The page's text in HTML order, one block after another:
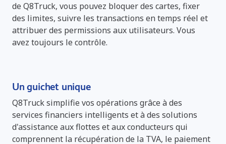
de Q8Truck, vous pouvez bloquer des cartes, fixer
des limites, suivre les transactions en temps réel et
attribuer des permissions aux utilisateurs. Vous
avez toujours le contrôle.
Un guichet unique
Q8Truck simplifie vos opérations grâce à des
services financiers intelligents et à des solutions
d'assistance aux flottes et aux conducteurs qui
comprennent la récupération de la TVA, le paiement